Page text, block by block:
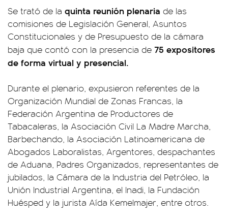
Se trató de la quinta reunión plenaria de las
comisiones de Legislación General, Asuntos
Constitucionales y de Presupuesto de la cámara
baja que contó con la presencia de 75 expositores
de forma virtual y presencial.
Durante el plenario, expusieron referentes de la
Organización Mundial de Zonas Francas, la
Federación Argentina de Productores de
Tabacaleras, la Asociación Civil La Madre Marcha,
Barbechando, la Asociación Latinoamericana de
Abogados Laboralistas, Argentores, despachantes
de Aduana, Padres Organizados, representantes de
jubilados, la Cámara de la Industria del Petróleo, la
Unión Industrial Argentina, el Inadi, la Fundación
Huésped y la jurista Aída Kemelmajer, entre otros.